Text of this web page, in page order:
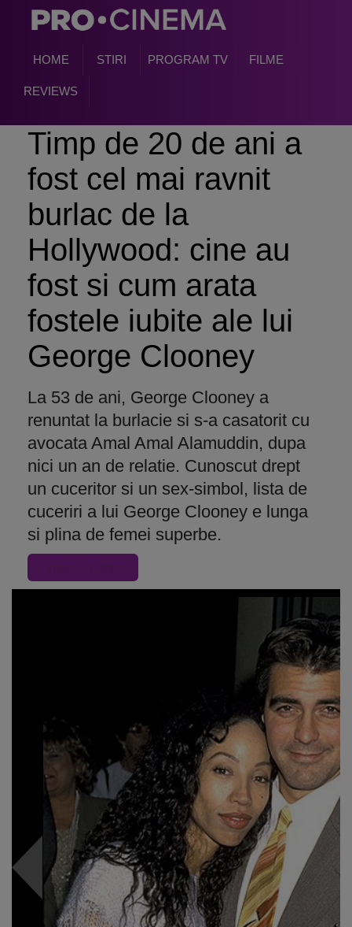
HOME STIRI PROGRAM TV FILME
REVIEWS
Timp de 20 de ani a
fost cel mai ravnit
burlac de la
Hollywood: cine au
fost si cum arata
fostele iubite ale lui
George Clooney
La 53 de ani, George Clooney a
renuntat la burlacie si s-a casatorit cu
avocata Amal Amal Alamuddin, dupa
nici un an de relatie. Cunoscut drept
un cuceritor si un sex-simbol, lista de
cuceriri a lui George Clooney e lunga
si plina de femei superbe.